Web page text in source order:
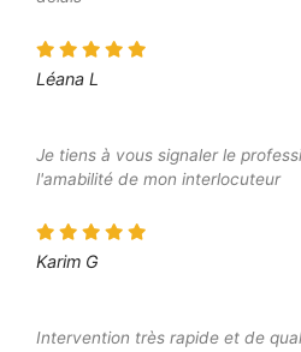
Léana L
Je tiens à vous signaler le
l'amabilité de mon interlocuteur
Karim G
Intervention très rapide et de